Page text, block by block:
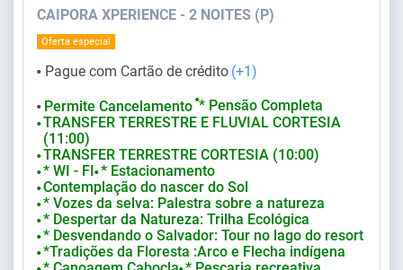
CAIPORA XPERIENCE - 2 NOITES (P)
⬤ Pague com Cartão de crédito (+1)
Oferta especial
⬤ Permite Cancelamento ⬤* Pensão Completa
⬤ TRANSFER TERRESTRE E FLUVIAL CORTESIA
(11:00)
⬤ TRANSFER TERRESTRE CORTESIA (10:00)
⬤ * WI - FI ⬤ * Estacionamento
⬤ Contemplação do nascer do Sol
⬤ * Vozes da selva: Palestra sobre a natureza
⬤ * Despertar da Natureza: Trilha Ecológica
⬤ * Desvendando o Salvador: Tour no lago do resort
⬤ *Tradições da Floresta :Arco e Flecha indígena
⬤ ⬤